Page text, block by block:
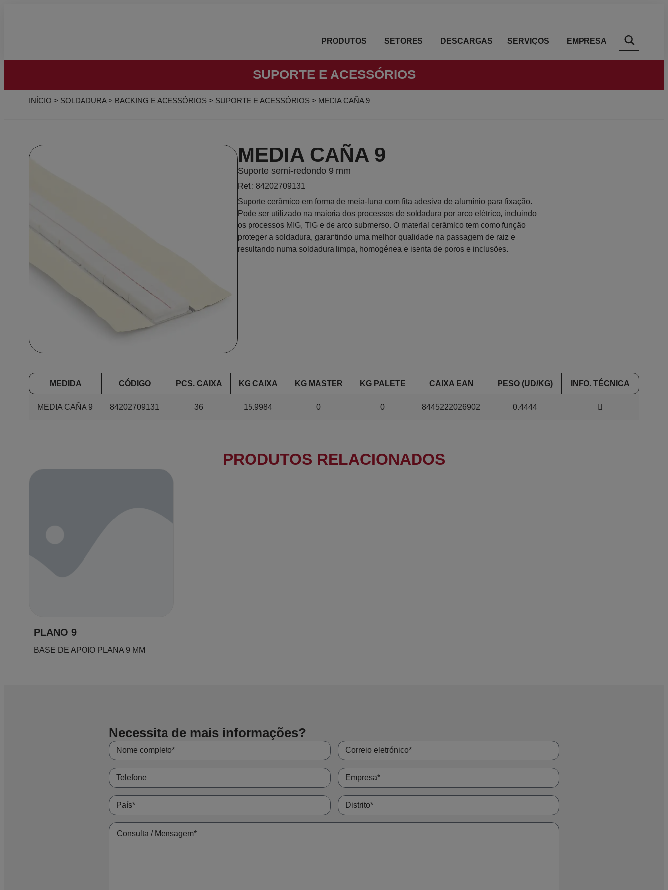
PRODUTOS SETORES DESCARGAS SERVIÇOS EMPRESA
SUPORTE E ACESSÓRIOS
INÍCIO > SOLDADURA> BACKING E ACESSÓRIOS > SUPORTE E ACESSÓRIOS > MEDIA CAÑA 9
MEDIA CAÑA 9
Suporte semi-redondo 9 mm
Ref.: 84202709131
Suporte cerâmico em forma de meia-luna com fita adesiva de alumínio para fixação.
Pode ser utilizado na maioria dos processos de soldadura por arco elétrico, incluindo
os processos MIG, TIG e de arco submerso. O material cerâmico tem como função
proteger a soldadura, garantindo uma melhor qualidade na passagem de raiz e
resultando numa soldadura limpa, homogénea e isenta de poros e inclusões.
MEDIDA CÓDIGO PCS. CAIXA KG CAIXA KG MASTER KG PALETE CAIXA EAN PESO (UD/KG) INFO. TÉCNICA
MEDIA CAÑA 9 84202709131 36 15.9984 0 0 8445222026902 0.4444
PRODUTOS RELACIONADOS
PLANO 9
BASE DE APOIO PLANA 9 MM
Necessita de mais informações?